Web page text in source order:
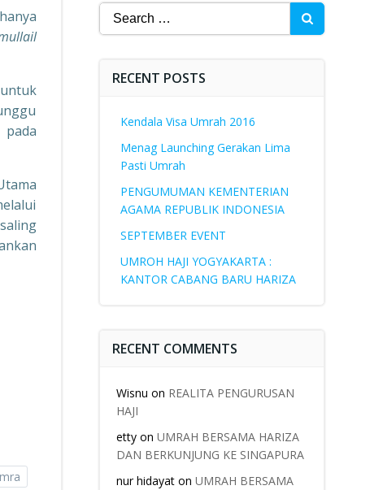
Search
for:
RECENT POSTS
Kendala Visa Umrah 2016
Menag Launching Gerakan Lima
Pasti Umrah
PENGUMUMAN KEMENTERIAN
AGAMA REPUBLIK INDONESIA
SEPTEMBER EVENT
UMROH HAJI YOGYAKARTA :
KANTOR CABANG BARU HARIZA
RECENT COMMENTS
Wisnu on REALITA PENGURUSAN
HAJI
ettyon UMRAH BERSAMA HARIZA
DAN BERKUNJUNG KE SINGAPURA
nur hidayaton UMRAH BERSAMA